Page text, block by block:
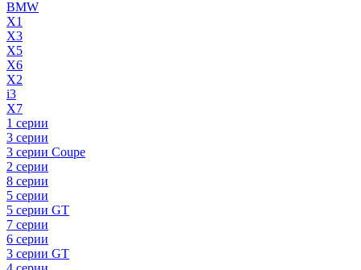
BMW
X1
X3
X5
X6
X2
i3
X7
1 серии
3 серии
3 серии Coupe
2 серии
8 серии
5 серии
5 серии GT
7 серии
6 серии
3 серии GT